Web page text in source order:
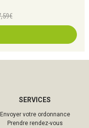
,59€
SERVICES
Envoyer votre ordonnance
Prendre rendez-vous